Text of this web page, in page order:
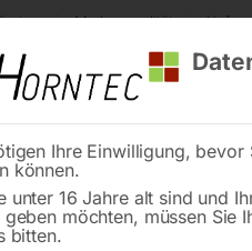
Markenqualität
Reinigung
(für beide Achsen)
Ihre Einwilligung, bevor
können.
unter 16 Jahre alt sind und
geben möchten, müssen Sie
bitten.